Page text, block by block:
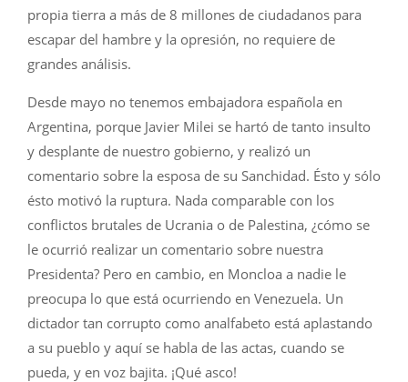
propia tierra a más de 8 millones de ciudadanos para
escapar del hambre y la opresión, no requiere de
grandes análisis.
Desde mayo no tenemos embajadora española en
Argentina, porque Javier Milei se hartó de tanto insulto
y desplante de nuestro gobierno, y realizó un
comentario sobre la esposa de su Sanchidad. Ésto y sólo
ésto motivó la ruptura. Nada comparable con los
conflictos brutales de Ucrania o de Palestina, ¿cómo se
le ocurrió realizar un comentario sobre nuestra
Presidenta? Pero en cambio, en Moncloa a nadie le
preocupa lo que está ocurriendo en Venezuela. Un
dictador tan corrupto como analfabeto está aplastando
a su pueblo y aquí se habla de las actas, cuando se
pueda, y en voz bajita. ¡Qué asco!